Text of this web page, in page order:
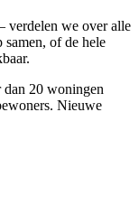
verdelen we over alle
samen, of de hele
dan 20 woningen
Nieuwe